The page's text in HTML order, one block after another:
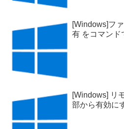
[Windows]フ
有 をコマンド
[Windows] リ
部から有効に